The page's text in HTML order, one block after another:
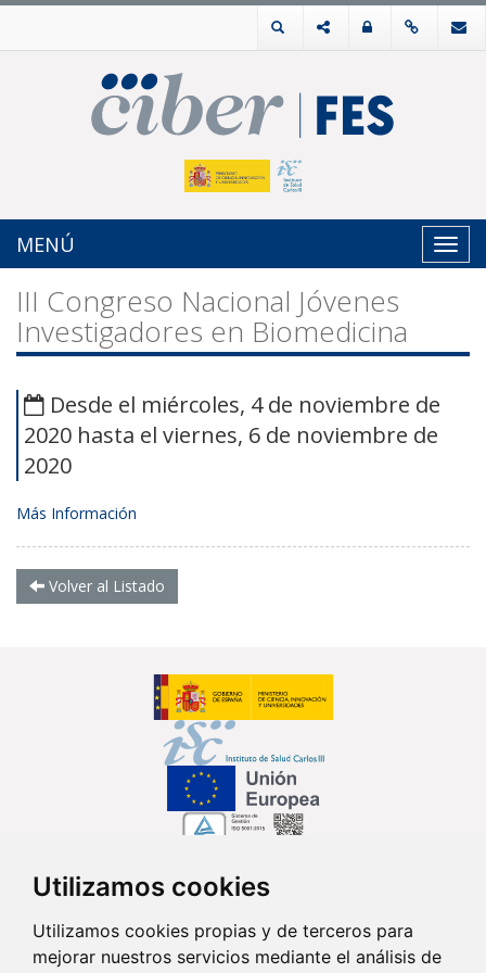
Utilizamos cookies
Utilizamos cookies propias y de terceros para
mejorar nuestros servicios mediante el análisis de
MENÚ
III Congreso Nacional Jóvenes
Investigadores en Biomedicina
Desde el miércoles, 4 de noviembre de
2020 hasta el viernes, 6 de noviembre de
2020
Más Información
Volver al Listado
Síguenos en...